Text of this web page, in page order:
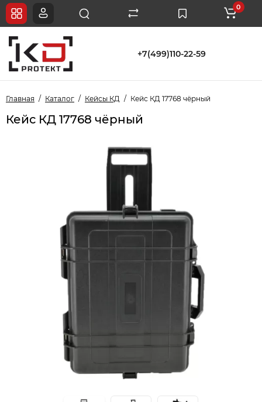
+7(499)110-22-59
0
Главная Каталог Кейсы КД Кейс КД 17768 чёрный
Кейс КД 17768 чёрный